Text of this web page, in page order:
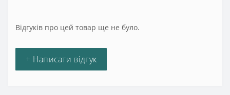
Відгуків про цей товар ще не було.
+ Написати відгук